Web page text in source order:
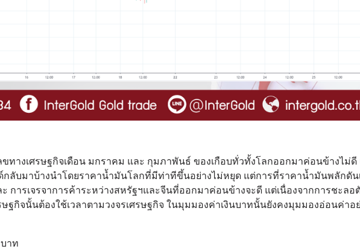
ทางเศรษฐกิจเดือน มกราคม และ กุมภาพันธ์ ของเกือบทั่วทั้งโลกออกมาค่อนข้างไม่ดี
ลับมาบ้างนำโดยราคาน้ำมันโลกที่มีท่าทีขึ้นอย่างไม่หยุด แต่การที่ราคาน้ำมันพลักดัน
การเจรจาการค้าระหว่างสหรัฐฯและจีนที่ออกมาค่อนข้างจะดี แต่เนื่องจากการชะลอ
ฐกิจนั้นต้องใช้เวลาตามวงจรเศรษฐกิจ ในมุมมองค่าเงินบาทนั้นยังคงมุมมองอ่อนค่าอ
าท